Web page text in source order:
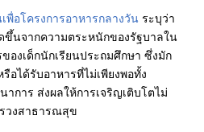
พื่อโครงการอาหารกลางวัน ระบุว่า
ขึ้นจากความตระหนักของรัฐบาลใน
งเด็กนักเรียนประถมศึกษา ซึ่งมัก
อได้รับอาหารที่ไม่เพียงพอทั้ง
การ ส่งผลให้การเจริญเติบโตไม่
วงสาธารณสุข